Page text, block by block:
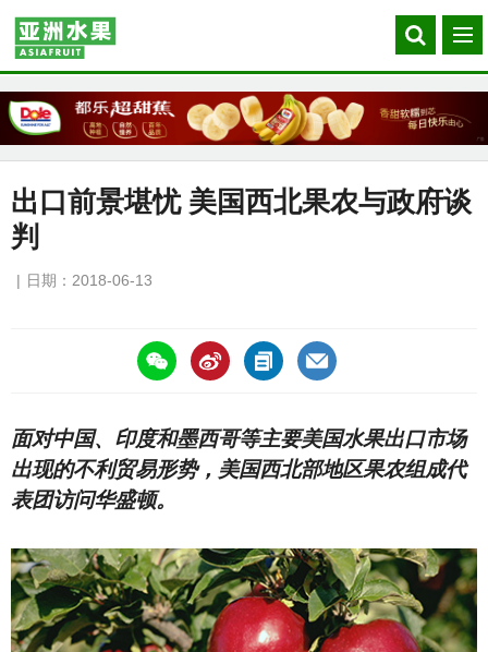
Search
our
菜
单
出口前景堪忧 美国西北果农与政府谈
判
日期：2018-06-13
https://asiafruitchina.net/17057.html
面对中国、印度和墨西哥等主要美国水果出口市场
出现的不利贸易形势，美国西北部地区果农组成代
表团访问华盛顿。